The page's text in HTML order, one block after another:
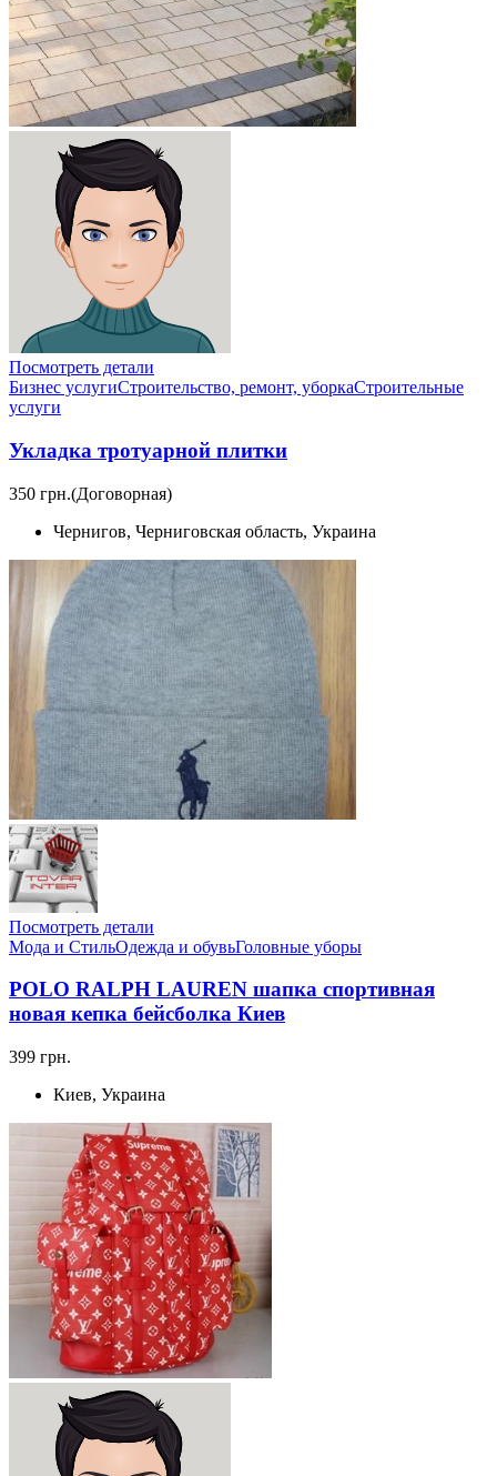
Посмотреть детали
Бизнес услугиСтроительство, ремонт, уборкаCтроительные
услуги
Укладка тротуарной плитки
350 грн.(Договорная)
Чернигов, Черниговская область, Украина
Посмотреть детали
Мода и СтильОдежда и обувьГоловные уборы
POLO RALPH LAUREN шапка спортивная
новая кепка бейсболка Киев
399 грн.
Киев, Украина